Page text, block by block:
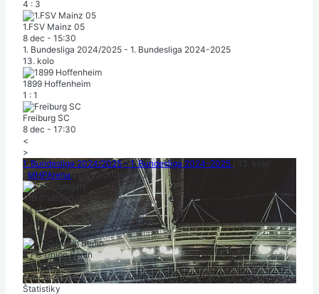
4 : 3
1.FSV Mainz 05
8 dec - 15:30
1. Bundesliga 2024/2025 - 1. Bundesliga 2024-2025
13. kolo
1899 Hoffenheim
1 : 1
Freiburg SC
8 dec - 17:30
<
>
1. Bundesliga 2024/2025 - 1. Bundesliga 2024-2025
13. kolo
| MHPArena| 06/12/2024-20:30
VfB Stuttgart
vrpvr
3 : 2
Konečný výsledok
1. FC Union Berlin
rprpp
| Počet divákov: 59 000 | Polčas: 0-1
Štatistiky